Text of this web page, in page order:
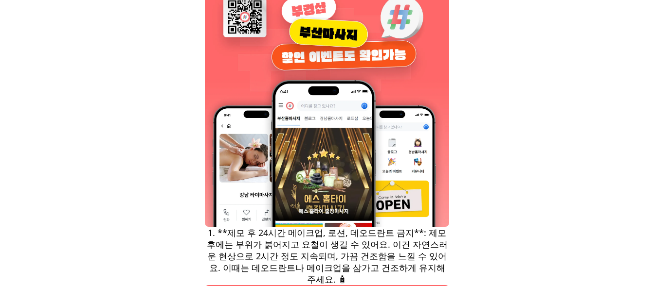
1. **제모 후 24시간 메이크업, 로션, 데오드란트 금지**: 제모
후에는 부위가 붉어지고 요철이 생길 수 있어요. 이건 자연스러
운 현상으로 2시간 정도 지속되며, 가끔 건조함을 느낄 수 있어
요. 이때는 데오드란트나 메이크업을 삼가고 건조하게 유지해
주세요. 🧴